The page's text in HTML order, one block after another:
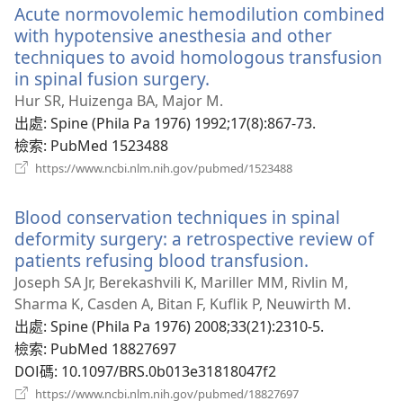
視
窗）
Acute normovolemic hemodilution combined
with hypotensive anesthesia and other
techniques to avoid homologous transfusion
in spinal fusion surgery.
啟
新
窗）
Hur SR, Huizenga BA, Major M.
出處‎: Spine (Phila Pa 1976) 1992;17(8):867-73.
檢索‎: PubMed 1523488
https://www.ncbi.nlm.nih.gov/pubmed/1523488
視
窗）
Blood conservation techniques in spinal
deformity surgery: a retrospective review of
patients refusing blood transfusion.
啟
新
視
Joseph SA Jr, Berekashvili K, Mariller MM, Rivlin M,
Sharma K, Casden A, Bitan F, Kuflik P, Neuwirth M.
出處‎: Spine (Phila Pa 1976) 2008;33(21):2310-5.
檢索‎: PubMed 18827697
DOI碼‎: 10.1097/BRS.0b013e31818047f2
https://www.ncbi.nlm.nih.gov/pubmed/18827697